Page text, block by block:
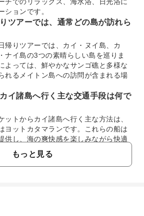
ションです。
ツアーでは、通常どの島が訪れら
帰りツアーでは、カイ・ヌイ島、カ
ナイ島の3つの素晴らしい島を巡りま
よっては、鮮やかなサンゴ礁と多様な
れるメイトン島への訪問が含まれる場
イ諸島へ行く主な交通手段は何で
ットからカイ諸島へ行く主な方法は、
ヨットカタマランです。これらの船は
供し、海の爽快感を楽しみながら快適
ュノーケリングの人気スポットで
良好で、カラフルな魚や多様な水中生
ます。
もっと見る
問